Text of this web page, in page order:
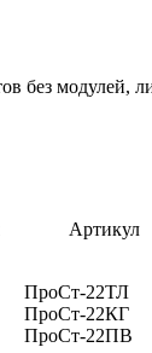
без
Артикул
ПроСт-22ТЛ
ПроСт-22КГ
ПроСт-22ПВ